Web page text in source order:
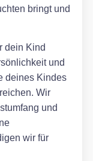
bringt und
dein Kind
und
deines Kindes
Wir
und
wir für